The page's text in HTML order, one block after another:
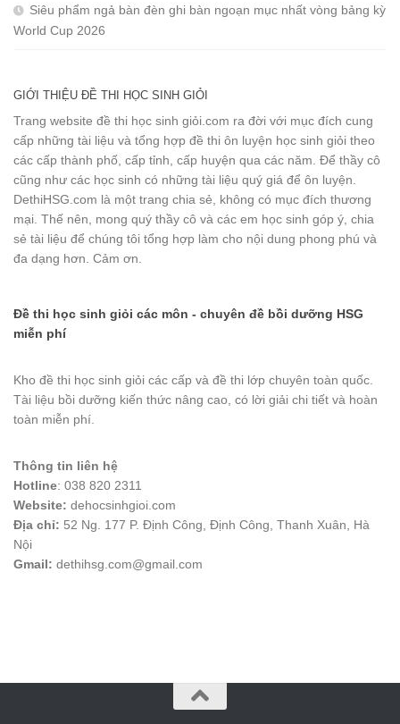
Siêu phẩm ngả bàn đèn ghi bàn ngoạn mục nhất vòng bảng kỳ
World Cup 2026
GIỚI THIỆU ĐỀ THI HỌC SINH GIỎI
Trang website đề thi học sinh giỏi.com ra đời với mục đích cung
cấp những tài liệu và tổng hợp đề thi ôn luyện học sinh giỏi theo
các cấp thành phố, cấp tỉnh, cấp huyện qua các năm. Để thầy cô
cũng như các học sinh có những tài liệu quý giá để ôn luyện.
DethiHSG.com là một trang chia sẻ, không có mục đích thương
mại. Thế nên, mong quý thầy cô và các em học sinh góp ý, chia
sẻ tài liệu để chúng tôi tổng hợp làm cho nội dung phong phú và
đa dạng hơn. Cảm ơn.
Đề thi học sinh giỏi các môn - chuyên đề bồi dưỡng HSG
miễn phí
Kho đề thi học sinh giỏi các cấp và đề thi lớp chuyên toàn quốc.
Tài liệu bồi dưỡng kiến thức nâng cao, có lời giải chi tiết và hoàn
toàn miễn phí.
Thông tin liên hệ
Hotline: 038 820 2311
Website: dehocsinhgioi.com
Địa chỉ: 52 Ng. 177 P. Định Công, Định Công, Thanh Xuân, Hà
Nội
Gmail: dethihsg.com@gmail.com